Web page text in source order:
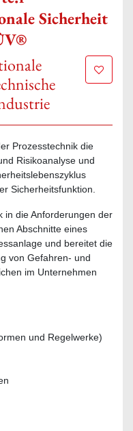
Sicherheit
Zur
Prozesstechnik die
Risikoanalyse und
Sicherheitsfunktion.
in die Anforderungen der
Abschnitte eines
und bereitet die
von Gefahren- und
im Unternehmen
und Regelwerke)